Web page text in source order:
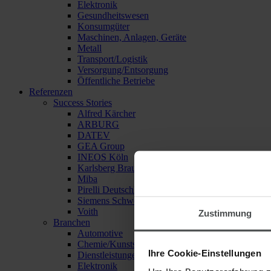
Zustimmung
Ihre Cookie-Einstellungen
Elektronik
Gesundheitswesen
Konsumgüter
Maschinen, Anlagen, Geräte
Metall
Transport/Logistik
Versorgung/Entsorgung
Öffentliche Betriebe
Referenzen
Success Stories
Alfred Kärcher
ARBURG
DATEV
GEA Group
INEOS Köln
Karlsberg Brauerei
Miba
Pirelli Deutschland
Siemens Schweiz
Voith
Branchen
Automotive
Chemie/Kunststoffe
Dienstleistungen
Elektronik